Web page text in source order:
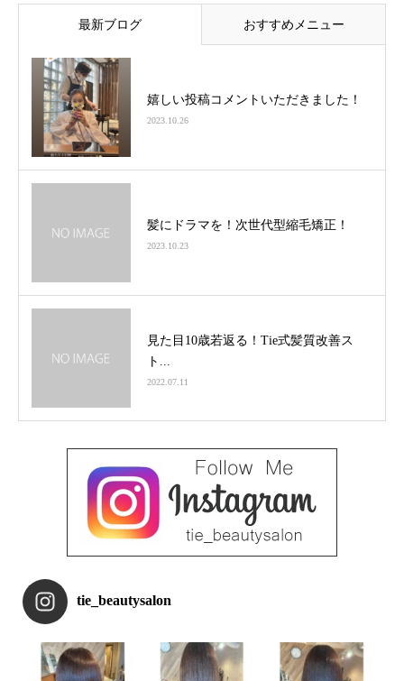
最新ブログ おすすめメニュー
嬉しい投稿コメントいただきました！
2023.10.26
髪にドラマを！次世代型縮毛矯正！
2023.10.23
見た目10歳若返る！Tie式髪質改善ス
ト...
2022.07.11
tie_beautysalon